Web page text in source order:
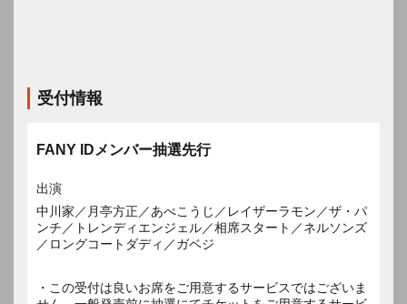
受付情報
FANY IDメンバー抽選先行
出演
中川家／月亭方正／あべこうじ／レイザーラモン／ザ・パ
ンチ／トレンディエンジェル／相席スタート／ネルソンズ
／ロングコートダディ／ガベジ
・この受付は良いお席をご用意するサービスではございま